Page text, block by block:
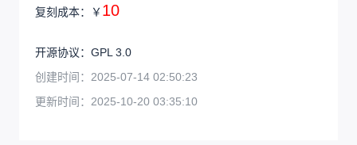
复刻成本： ￥ 10
开源协议： GPL 3.0
创建时间： 2025-07-14 02:50:23
更新时间： 2025-10-20 03:35:10